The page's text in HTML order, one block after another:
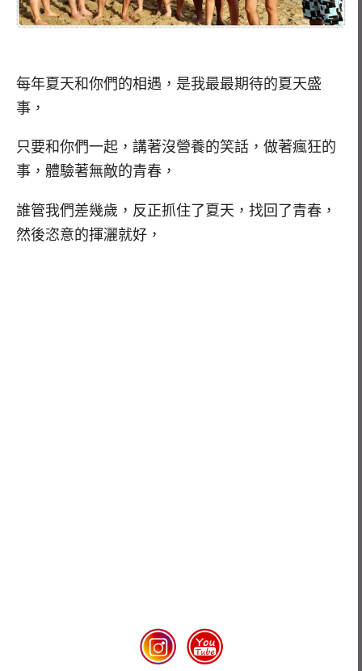
每年夏天和你們的相遇，是我最最期待的夏天盛
事，
只要和你們一起，講著沒營養的笑話，做著瘋狂的
事，體驗著無敵的青春，
誰管我們差幾歲，反正抓住了夏天，找回了青春，
然後恣意的揮灑就好，